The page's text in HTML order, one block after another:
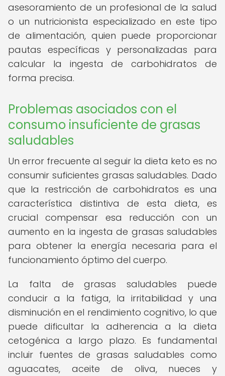
asesoramiento de un profesional de la salud
o un nutricionista especializado en este tipo
de alimentación, quien puede proporcionar
pautas específicas y personalizadas para
calcular la ingesta de carbohidratos de
forma precisa.
Problemas asociados con el
consumo insuficiente de grasas
saludables
Un error frecuente al seguir la dieta keto es no
consumir suficientes grasas saludables. Dado
que la restricción de carbohidratos es una
característica distintiva de esta dieta, es
crucial compensar esa reducción con un
aumento en la ingesta de grasas saludables
para obtener la energía necesaria para el
funcionamiento óptimo del cuerpo.
La falta de grasas saludables puede
conducir a la fatiga, la irritabilidad y una
disminución en el rendimiento cognitivo, lo que
puede dificultar la adherencia a la dieta
cetogénica a largo plazo. Es fundamental
incluir fuentes de grasas saludables como
aguacates, aceite de oliva, nueces y